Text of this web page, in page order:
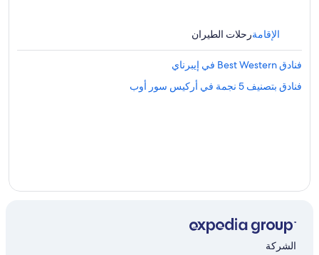
الإقامةرحلات الطيران
فنادق Best Western في إيبرناي
فنادق بتصنيف 5 نجمة في أركيس سور أوب
الشركة